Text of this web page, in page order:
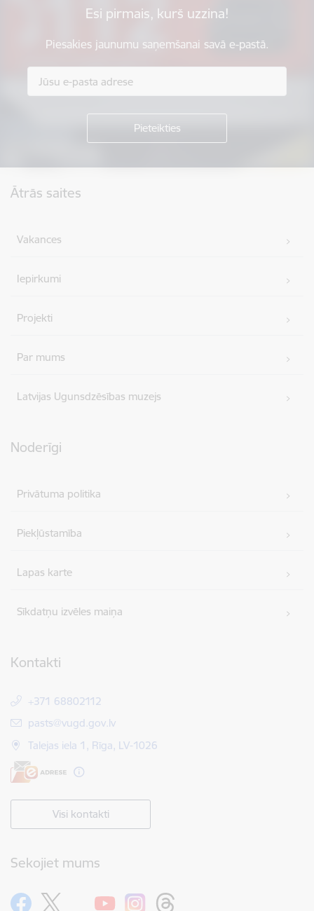
Esi pirmais, kurš uzzina!
Piesakies jaunumu saņemšanai savā e-pastā.
Ātrās saites
Vakances
Iepirkumi
Projekti
Par mums
Latvijas Ugunsdzēsības muzejs
Noderīgi
Privātuma politika
Piekļūstamība
Lapas karte
Sīkdatņu izvēles maiņa
Kontakti
+371 68802112
E-pasts:
pasts@vugd.gov.lv
Talejas iela 1, Rīga, LV-1026
Visi kontakti
Sekojiet mums